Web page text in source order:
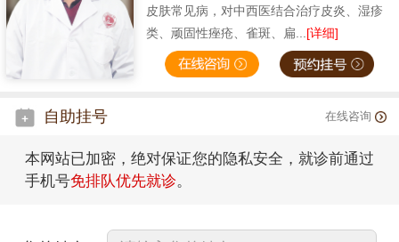
皮肤常见病，对中西医结合治疗皮炎、湿疹
类、顽固性痤疮、雀斑、扁...[详细]
自助挂号 在线咨询
本网站已加密，绝对保证您的隐私安全，就诊前通过
手机号免排队优先就诊。